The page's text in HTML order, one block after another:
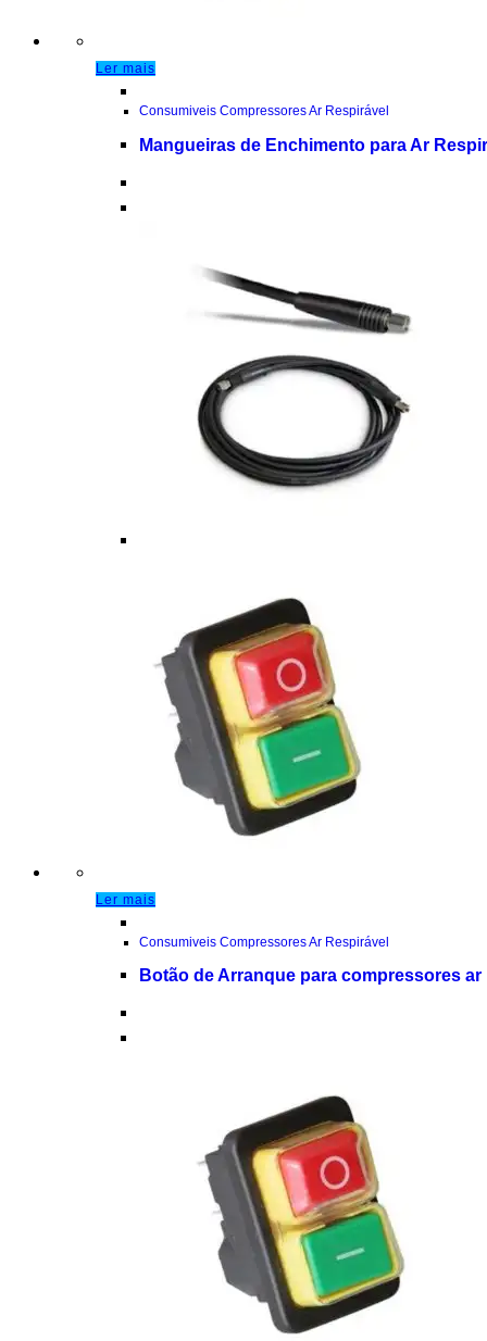
Ler mais
Consumiveis Compressores Ar Respirável
Mangueiras de Enchimento para Ar
Ler mais
Consumiveis Compressores Ar Respirável
Botão de Arranque para compressores ar